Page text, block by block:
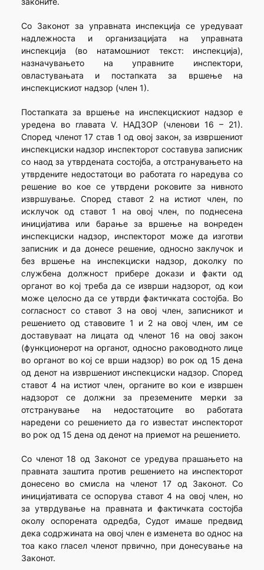
Со Законот за управната инспекција се уредуваат
надлежноста и организацијата на управната
инспекција (во натамошниот текст: инспекција),
назначувањето на управните инспектори,
овластувањата и постапката за вршење на
инспекцискиот надзор (член 1).
Постапката за вршење на инспекцискиот надзор е
уредена во главата V. НАДЗОР (членови 16 – 21).
Според членот 17 став 1 од овој закон, за извршениот
инспекциски надзор инспекторот составува записник
со наод за утврдената состојба, а отстранувањето на
утврдените недостатоци во работата го наредува со
решение во кое се утврдени роковите за нивното
извршување. Според ставот 2 на истиот член, по
исклучок од ставот 1 на овој член, по поднесена
иницијатива или барање за вршење на вонреден
инспекциски надзор, инспекторот може да изготви
записник и да донесе решение, односно заклучок и
без вршење на инспекциски надзор, доколку по
службена должност прибере докази и факти од
органот во кој треба да се изврши надзорот, од кои
може целосно да се утврди фактичката состојба. Во
согласност со ставот 3 на овој член, записникот и
решението од ставовите 1 и 2 на овој член, им се
доставуваат на лицата од членот 16 на овој закон
(функционерот на органот, односно раководното лице
во органот во кој се врши надзор) во рок од 15 дена
од денот на извршениот инспекциски надзор. Според
ставот 4 на истиот член, органите во кои е извршен
надзорот се должни за преземените мерки за
отстранување на недостатоците во работата
наредени со решението да го известат инспекторот
во рок од 15 дена од денот на приемот на решението.
Со членот 18 од Законот се уредува прашањето на
правната заштита против решението на инспекторот
донесено во смисла на членот 17 од Законот. Со
иницијативата се оспорува ставот 4 на овој член, но
за утврдување на правната и фактичката состојба
околу оспорената одредба, Судот имаше предвид
дека содржината на овој член е изменета во однос на
тоа како гласел членот првично, при донесување на
Законот.